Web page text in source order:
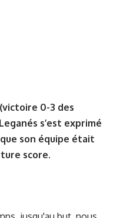
0-3 des
s’est exprimé
son équipe était
score.